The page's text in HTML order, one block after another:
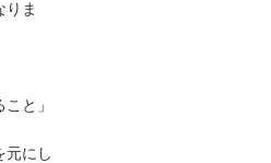
りま
と」
元にし